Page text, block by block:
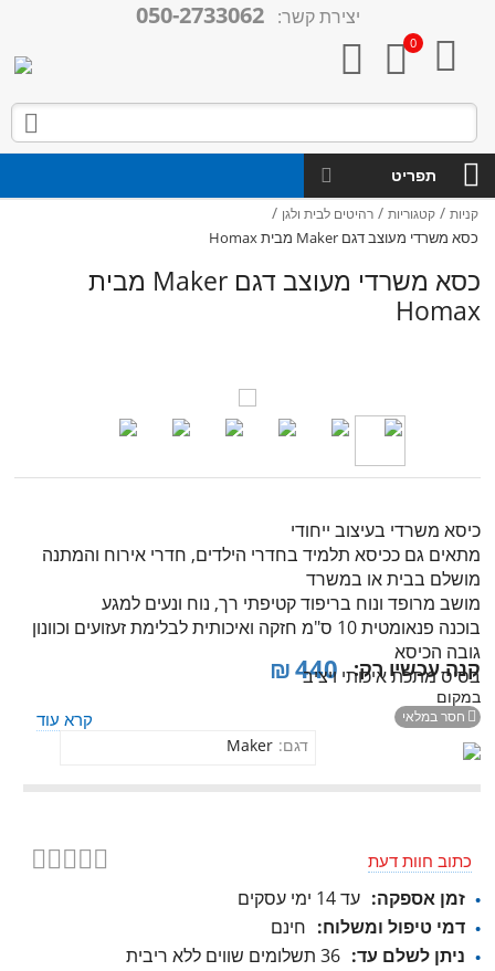
יצירת קשר: 050-2733062

0



תפריט
קניות / קטגוריות / רהיטים לבית ולגן /
כסא משרדי מעוצב דגם Maker מבית Homax
כסא משרדי מעוצב דגם Maker מבית
Homax
כיסא משרדי בעיצוב ייחודי
מתאים גם ככיסא תלמיד בחדרי הילדים, חדרי אירוח והמתנה
מושלם בבית או במשרד
מושב מרופד ונוח בריפוד קטיפתי רך, נוח ונעים למגע
בוכנה פנאומטית 10 ס"מ חזקה ואיכותית לבלימת זעזועים וכוונון
גובה הכיסא
בסיס מתכת איכותי ויציב
חסר במלאי  קרא עוד
דגם: Maker
קנה עכשיו רק: 440
₪
במקום
כתוב חוות דעת
זמן אספקה: עד 14 ימי עסקים
דמי טיפול ומשלוח: חינם
ניתן לשלם עד: 36 תשלומים שווים ללא ריבית